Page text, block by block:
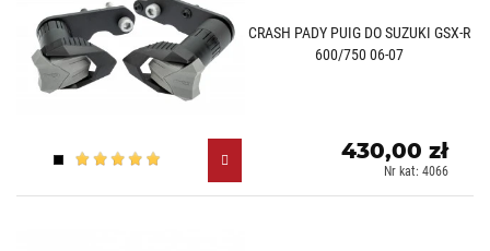
CRASH PADY PUIG DO SUZUKI GSX-R
600/750 06-07
Czarny (N)
430,00 zł
Nr kat: 4066